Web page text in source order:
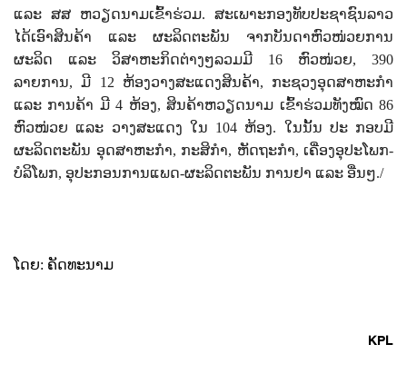
ແລະ ສສ ຫວຽດນາມເຂົ້າຮ່ວມ. ສະເພາະກອງທັບປະຊາຊົນລາວ
ໄດ້ເອົາສິນຄ້າ ແລະ ຜະລິດຕະພັນ ຈາກບັນດາຫົວໜ່ວຍການ
ຜະລິດ ແລະ ວິສາຫະກິດຕ່າງໆລວມມີ 16 ຫົວໜ່ວຍ, 390
ລາຍການ, ມີ 12 ຫ້ອງວາງສະແດງສິນຄ້າ, ກະຊວງອຸດສາຫະກໍາ
ແລະ ການຄ້າ ມີ 4 ຫ້ອງ, ສິນຄ້າຫວຽດນາມ ເຂົ້າຮ່ວມທັງໝົດ 86
ຫົວໜ່ວຍ ແລະ ວາງສະແດງ ໃນ 104 ຫ້ອງ. ໃນນັ້ນ ປະ ກອບມີ
ຜະລິດຕະພັນ ອຸດສາຫະກໍາ, ກະສິກໍາ, ຫັດຖະກໍາ, ເຄື່ອງອຸປະໂພກ-
ບໍລິໂພກ, ອຸປະກອນການແພດ-ຜະລິດຕະພັນ ການຢາ ແລະ ອື່ນໆ./
ໂດຍ: ຄັດທະນາມ
KPL